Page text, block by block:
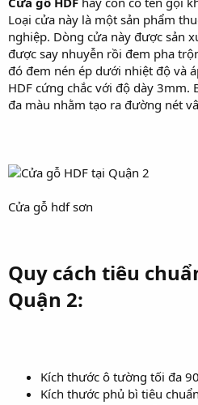
Loại cửa này là một sản phẩm
nghiệp. Dòng cửa này được sản
được say nhuyễn rồi đem pha
đó đem nén ép dưới nhiệt độ và
HDF cứng chắc với độ dày 3mm.
đa màu nhằm tạo ra đường nét
Cửa gỗ hdf sơn
Quy cách tiêu
Quận 2:
Kích thước ô tường tối đa
Kích thước phủ bì tiêu